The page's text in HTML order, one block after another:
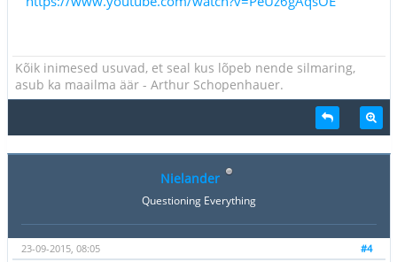
Kõik inimesed usuvad, et seal kus lõpeb nende silmaring,
asub ka maailma äär - Arthur Schopenhauer.
Nielander
Questioning Everything
#4
23-09-2015, 08:05